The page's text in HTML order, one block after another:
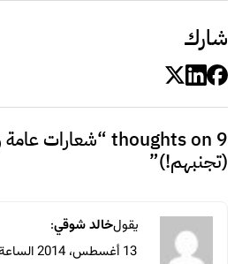
شارك
9 thoughts on “ شعارات
(تجنبهم!)”
يقولخالد شوقي:
13 أغسطس، 2014 الساعة 6:07 م